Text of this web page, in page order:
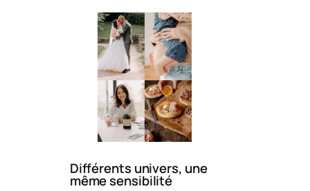
Différents univers, une
même sensibilité